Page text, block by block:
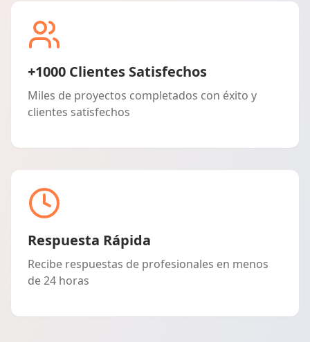
+1000 Clientes Satisfechos
Miles de proyectos completados con éxito y
clientes satisfechos
Respuesta Rápida
Recibe respuestas de profesionales en menos
de 24 horas